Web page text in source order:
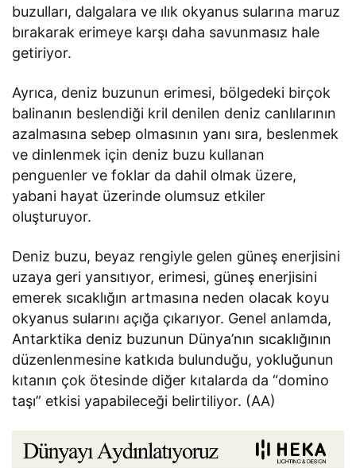
buzulları, dalgalara ve ılık okyanus sularına maruz
bırakarak erimeye karşı daha savunmasız hale
getiriyor.
Ayrıca, deniz buzunun erimesi, bölgedeki birçok
balinanın beslendiği kril denilen deniz canlılarının
azalmasına sebep olmasının yanı sıra, beslenmek
ve dinlenmek için deniz buzu kullanan
penguenler ve foklar da dahil olmak üzere,
yabani hayat üzerinde olumsuz etkiler
oluşturuyor.
Deniz buzu, beyaz rengiyle gelen güneş enerjisini
uzaya geri yansıtıyor, erimesi, güneş enerjisini
emerek sıcaklığın artmasına neden olacak koyu
okyanus sularını açığa çıkarıyor. Genel anlamda,
Antarktika deniz buzunun Dünya’nın sıcaklığının
düzenlenmesine katkıda bulunduğu, yokluğunun
kıtanın çok ötesinde diğer kıtalarda da “domino
taşı” etkisi yapabileceği belirtiliyor. (AA)